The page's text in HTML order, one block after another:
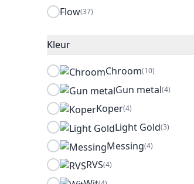
Flow(37)
Kleur
Chroom(10)
Gun metal(4)
Koper(4)
Light Gold(3)
Messing(4)
RVS(4)